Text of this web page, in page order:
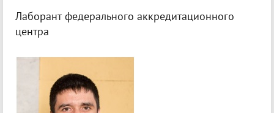
Лаборант федерального аккредитационного
центра